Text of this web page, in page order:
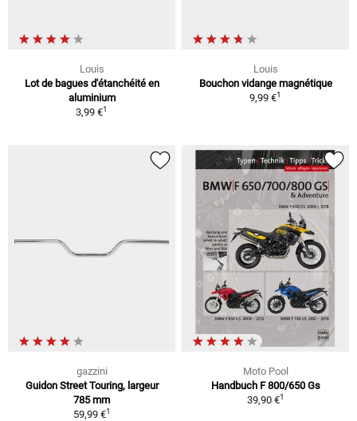
Louis
Lot de bagues d'étanchéité en
aluminium
3,99 €1
Louis
Bouchon vidange magnétique
9,99 €1
gazzini
Guidon Street Touring, largeur
785 mm
59,99 €1
Moto Pool
Handbuch F 800/650 Gs
39,90 €1